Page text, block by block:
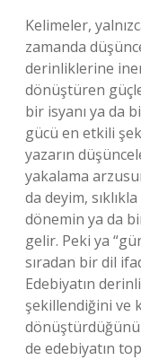
Kelimeler,
zamanda
derinliklerine
dönüştüren
bir isyanı ya da
gücü en etkili
yazarın
yakalama
da deyim,
dönemin ya da
gelir. Peki ya
sıradan bir dil
Edebiyatın
şekillendiğini ve
de edebiyatın